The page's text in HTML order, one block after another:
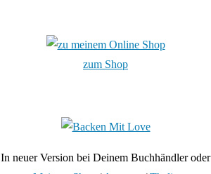
zum Shop
In neuer Version bei Deinem Buchhändler oder